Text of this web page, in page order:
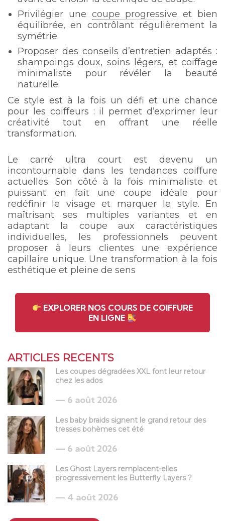
Privilégier une coupe progressive et bien
équilibrée, en contrôlant régulièrement la
symétrie.
Proposer des conseils d’entretien adaptés :
shampoings doux, soins légers, et coiffage
minimaliste pour révéler la beauté
naturelle.
Ce style est à la fois un défi et une chance
pour les coiffeurs : il permet d’exprimer leur
créativité tout en offrant une réelle
transformation.
Le carré ultra court est devenu un
incontournable dans les tendances coiffure
actuelles. Son côté à la fois minimaliste et
puissant en fait une coupe idéale pour
redéfinir le visage et marquer le style. En
maîtrisant ses multiples variantes et en
adaptant la coupe aux caractéristiques
individuelles, les professionnels peuvent
proposer à leurs clientes une expérience
capillaire unique. Une transformation à la fois
esthétique et pleine de sens
EXPLORER NOS COURS DE COIFFURE
EN LIGNE
ARTICLES RECENTS
Les coupes dégradées XXL font leur retour
chez les ados
6 août 2026
Les baby braids signent le grand retour des
tresses bohèmes cet été
6 août 2026
Les Ghost Layers remplacent-elles
progressivement les Butterfly Layers ?
4 août 2026